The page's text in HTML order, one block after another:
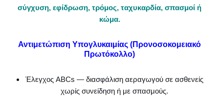
σύγχυση, εφίδρωση, τρόμος, ταχυκαρδία, σπασμοί ή
κώμα.
Αντιμετώπιση Υπογλυκαιμίας (Προνοσοκομειακό
Πρωτόκολλο)
Έλεγχος ABCs — διασφάλιση αεραγωγού σε ασθενείς
χωρίς συνείδηση ή με σπασμούς.